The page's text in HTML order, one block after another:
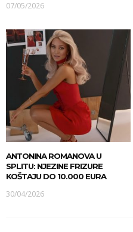
07/05/2026
ANTONINA ROMANOVA U
SPLITU: NJEZINE FRIZURE
KOŠTAJU DO 10.000 EURA
30/04/2026